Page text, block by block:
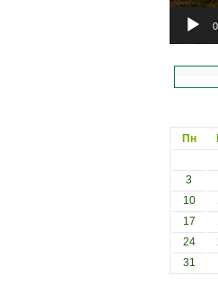
Пн
3
10
17
24
31